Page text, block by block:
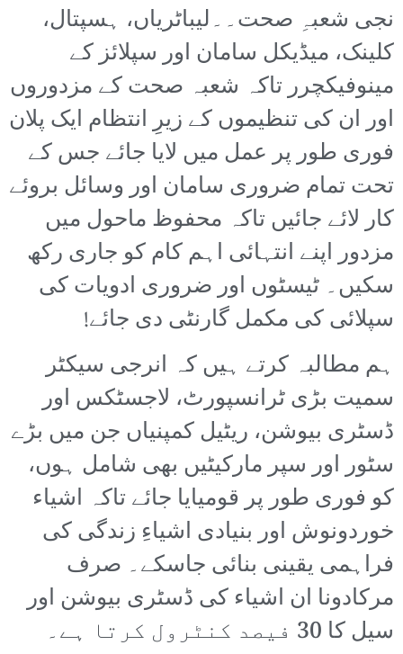
نجی شعبہِ صحت۔۔لیباٹریاں، ہسپتال،
کلینک، میڈیکل سامان اور سپلائز کے
مینوفیکچرر تاکہ شعبہ صحت کے مزدوروں
اور ان کی تنظیموں کے زیرِ انتظام ایک پلان
فوری طور پر عمل میں لایا جائے جس کے
تحت تمام ضروری سامان اور وسائل بروئے
کار لائے جائیں تاکہ محفوظ ماحول میں
مزدور اپنے انتہائی اہم کام کو جاری رکھ
سکیں۔ ٹیسٹوں اور ضروری ادویات کی
سپلائی کی مکمل گارنٹی دی جائے!
ہم مطالبہ کرتے ہیں کہ انرجی سیکٹر
سمیت بڑی ٹرانسپورٹ، لاجسٹکس اور
ڈسٹری بیوشن، ریٹیل کمپنیاں جن میں بڑے
سٹور اور سپر مارکیٹیں بھی شامل ہوں،
کو فوری طور پر قومیایا جائے تاکہ اشیاء
خوردونوش اور بنیادی اشیاءِ زندگی کی
فراہمی یقینی بنائی جاسکے۔ صرف
مرکادونا ان اشیاء کی ڈسٹری بیوشن اور
سیل کا 30 فیصد کنٹرول کرتا ہے۔